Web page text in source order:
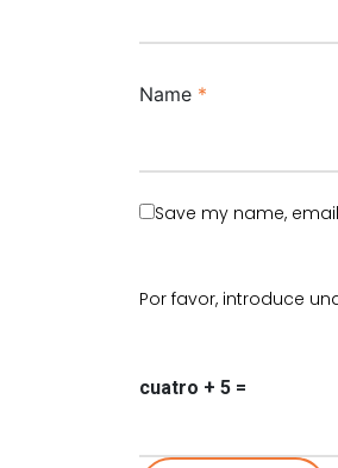
Name *
Save my name,
Por favor, introduce
cuatro + 5 =